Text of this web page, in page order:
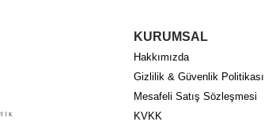
KURUMSAL
Hakkımızda
Gizlilik & Güvenlik Politikası
Mesafeli Satış Sözleşmesi
KVKK